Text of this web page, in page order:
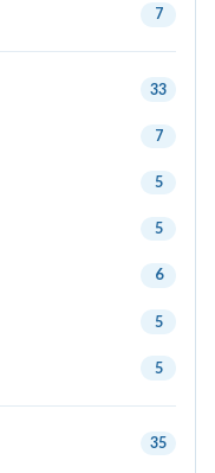
7
33
7
5
5
6
5
5
35